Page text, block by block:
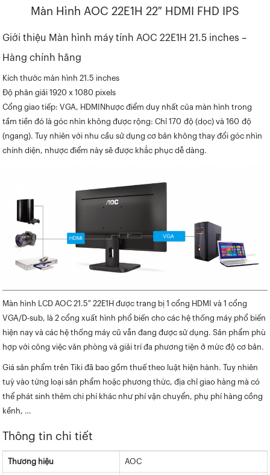
Màn Hình AOC 22E1H 22″ HDMI FHD IPS
Giới thiệu Màn hình máy tính AOC 22E1H 21.5 inches –
Hàng chính hãng
Kích thước màn hình 21.5 inches
Độ phân giải 1920 x 1080 pixels
Cổng giao tiếp: VGA, HDMINhược điểm duy nhất của màn hình trong
tầm tiền đó là góc nhìn không được rộng: Chỉ 170 độ (dọc) và 160 độ
(ngang). Tuy nhiên với nhu cầu sử dụng cơ bản không thay đổi góc nhìn
chính diện, nhược điểm này sẽ được khắc phục dễ dàng.
Màn hình LCD AOC 21.5″ 22E1H được trang bị 1 cổng HDMI và 1 cổng
VGA/D-sub, là 2 cổng xuất hình phổ biến cho các hệ thống máy phổ biến
hiện nay và các hệ thống máy cũ vẫn đang được sử dụng. Sản phẩm phù
hợp với công việc văn phòng và giải trí đa phương tiện ở mức độ cơ bản.
Giá sản phẩm trên Tiki đã bao gồm thuế theo luật hiện hành. Tuy nhiên
tuỳ vào từng loại sản phẩm hoặc phương thức, địa chỉ giao hàng mà có
thể phát sinh thêm chi phí khác như phí vận chuyển, phụ phí hàng cồng
kềnh, …
Thông tin chi tiết
Thương hiệu AOC